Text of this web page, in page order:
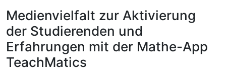
FAQ
Leitlinien
Zurück zur Startseite
Medienvielfalt zur Aktivierung
der Studierenden und
Erfahrungen mit der Mathe-App
TeachMatics